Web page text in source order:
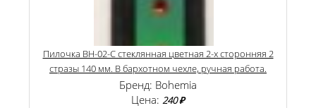
Пилочка BH-02-C стеклянная цветная 2-х сторонняя 2
стразы 140 мм. В бархотном чехле, ручная работа.
Бренд: Bohemia
Цена: 240 ₽